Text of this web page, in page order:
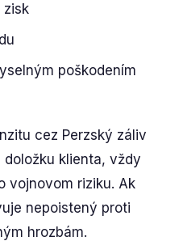
zisk
poškodením
cez Perzský záliv
klienta, vždy
vojnovom riziku. Ak
nepoistený proti
hrozbám.